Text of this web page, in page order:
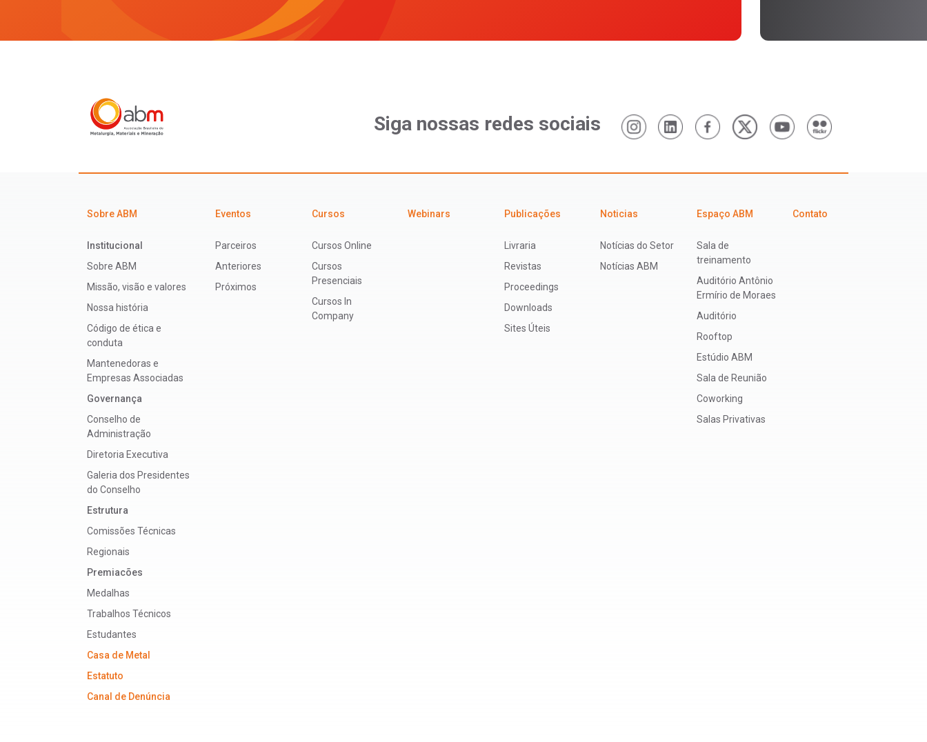
Siga nossas redes sociais
Sobre ABM
Institucional
Sobre ABM
Missão, visão e valores
Nossa história
Código de ética e
conduta
Mantenedoras e
Empresas Associadas
Governança
Conselho de
Administração
Diretoria Executiva
Galeria dos Presidentes
do Conselho
Estrutura
Comissões Técnicas
Regionais
Premiacões
Medalhas
Trabalhos Técnicos
Estudantes
Casa de Metal
Estatuto
Canal de Denúncia
Eventos
Parceiros
Anteriores
Próximos
Cursos
Cursos Online
Cursos
Presenciais
Cursos In
Company
Webinars Publicações
Livraria
Revistas
Proceedings
Downloads
Sites Úteis
Noticias
Notícias do Setor
Notícias ABM
Espaço ABM
Sala de
treinamento
Auditório Antônio
Ermírio de Moraes
Auditório
Rooftop
Estúdio ABM
Sala de Reunião
Coworking
Salas Privativas
Contato